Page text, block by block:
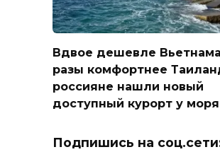
Вдвое дешевле
разы комфортнее
россияне нашли новый
доступный курорт у моря
Подпишись на